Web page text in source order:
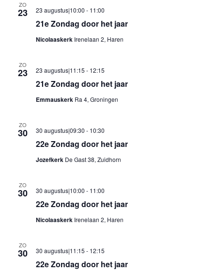
ZO
23
21e Zondag door het jaar
23 augustus|10:00 - 11:00
Nicolaaskerk Irenelaan 2, Haren
ZO
23
21e Zondag door het jaar
23 augustus|11:15 - 12:15
Emmauskerk Ra 4, Groningen
ZO
30
22e Zondag door het jaar
30 augustus|09:30 - 10:30
Jozefkerk De Gast 38, Zuidhorn
ZO
30
22e Zondag door het jaar
30 augustus|10:00 - 11:00
Nicolaaskerk Irenelaan 2, Haren
ZO
30
22e Zondag door het jaar
30 augustus|11:15 - 12:15